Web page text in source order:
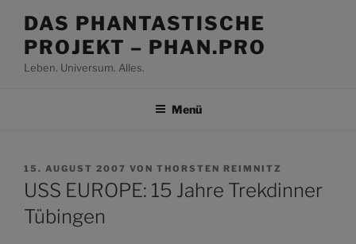
Inhalt
springen
DAS PHANTASTISCHE
PROJEKT – PHAN.PRO
Leben. Universum. Alles.
Menü
VERÖFFENTLICHT
AM
15. AUGUST 2007 VON THORSTEN REIMNITZ
USS EUROPE: 15 Jahre Trekdinner
Tübingen